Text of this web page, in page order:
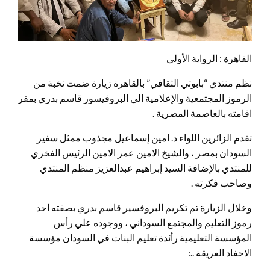
القاهرة : الرواية الأولى
نظم منتدي “بابوتي الثقافي” بالقاهرة زيارة ضمت نخبة من
الرموز المجتمعية والإعلامية الي البروفيسور قاسم بدري بمقر
اقامته بالعاصمة المصرية .
تقدم الزائرين اللواء د. امين إسماعيل مجذوب ممثل سفير
السودان بمصر ، والشيخ الامين عمر الامين الرئيس الفخري
للمنتدي بالإضافة السيد إبراهيم عبدالعزيز منظم المنتدي
وصاحب فكرته .
وخلال الزيارة تم تكريم البروفسير قاسم بدري بصفته احد
رموز التعليم والمجتمع السوداني ، ووجوده علي رأس
المؤسسة التعليمية رأئدة تعليم البنات في السودان مؤسسة
الاحفاد العريقة ..: